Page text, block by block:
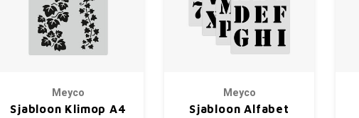
Meyco
Sjabloon Klimop A4
Meyco
Sjabloon Alfabet